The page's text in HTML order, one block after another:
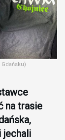
na trasie
jechali